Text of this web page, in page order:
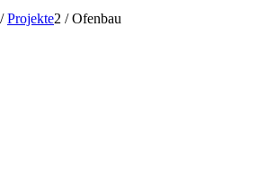
/ Projekte2 / Ofenbau